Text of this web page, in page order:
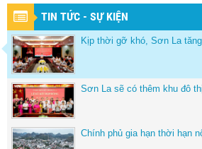
TIN TỨC - SỰ KIỆN
Kịp thời gỡ khó, Sơn La
Sơn La sẽ có thêm khu đô
Chính phủ gia hạn thời hạn